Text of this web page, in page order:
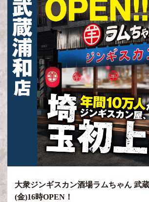
大衆ジンギスカン酒場ラムちゃん 武
(金)16時OPEN！